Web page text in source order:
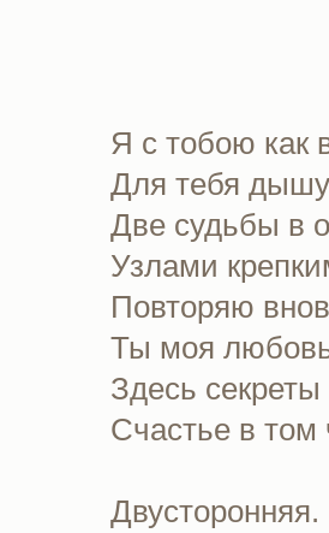
Я с тобою как
Для тебя
Две судьбы в
Узлами
Повторяю
Ты моя
Здесь
Счастье в